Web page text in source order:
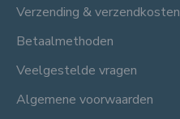
Verzending & verzendkosten
Betaalmethoden
Veelgestelde vragen
Algemene voorwaarden